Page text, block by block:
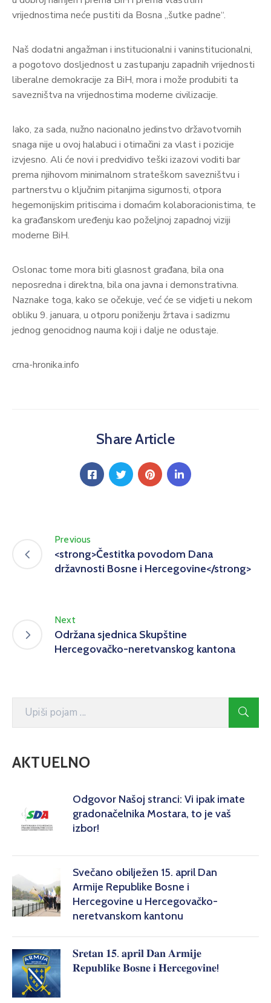
vrijednostima neće pustiti da Bosna „šutke padne“.
Naš dodatni angažman i institucionalni i vaninstitucionalni,
a pogotovo dosljednost u zastupanju zapadnih vrijednosti
liberalne demokracije za BiH, mora i može produbiti ta
savezništva na vrijednostima moderne civilizacije.
Iako, za sada, nužno nacionalno jedinstvo državotvornih
snaga nije u ovoj halabuci i otimačini za vlast i pozicije
izvjesno. Ali će novi i predvidivo teški izazovi voditi bar
prema njihovom minimalnom strateškom savezništvu i
partnerstvu o ključnim pitanjima sigurnosti, otpora
hegemonijskim pritiscima i domaćim kolaboracionistima, te
ka građanskom uređenju kao poželjnoj zapadnoj viziji
moderne BiH.
Oslonac tome mora biti glasnost građana, bila ona
neposredna i direktna, bila ona javna i demonstrativna.
Naznake toga, kako se očekuje, već će se vidjeti u nekom
obliku 9. januara, u otporu poniženju žrtava i sadizmu
jednog genocidnog nauma koji i dalje ne odustaje.
crna-hronika.info
Share Article
Previous
<strong>Čestitka povodom Dana
državnosti Bosne i Hercegovine</strong>
Next
Održana sjednica Skupštine
Hercegovačko-neretvanskog kantona
AKTUELNO
Odgovor Našoj stranci: Vi ipak imate
gradonačelnika Mostara, to je vaš
izbor!
Svečano obilježen 15. april Dan
Armije Republike Bosne i
Hercegovine u Hercegovačko-
neretvanskom kantonu
𝐒𝐫𝐞𝐭𝐚𝐧 𝟏𝟓. 𝐚𝐩𝐫𝐢𝐥 𝐃𝐚𝐧 𝐀𝐫𝐦𝐢𝐣𝐞
𝐑𝐞𝐩𝐮𝐛𝐥𝐢𝐤𝐞 𝐁𝐨𝐬𝐧𝐞 𝐢 𝐇𝐞𝐫𝐜𝐞𝐠𝐨𝐯𝐢𝐧𝐞!